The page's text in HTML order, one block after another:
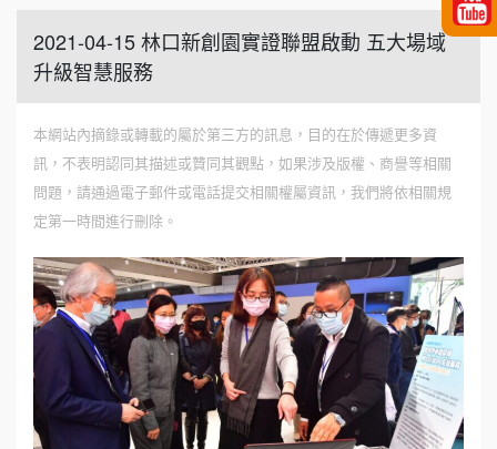
2021-04-15 林口新創園實證聯盟啟動 五大場域
升級智慧服務
本網站內摘錄或轉載的屬於第三方的訊息，目的在於傳遞更多資
訊，不表明認同其描述或贊同其觀點，如果涉及版權、商譽等相關
問題，請通過電子郵件或電話提交相關權屬資訊，我們將依相關規
定第一時間進行刪除。